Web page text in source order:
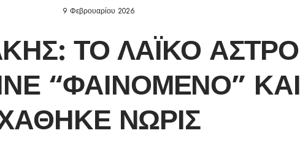
9 Φεβρουαρίου 2026
ΤΟ ΛΑΪΚΌ ΆΣΤΡΟ
“ΦΑΙΝΌΜΕΝΟ” ΚΑΙ
ΝΩΡΊΣ